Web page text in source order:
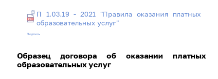
П 1.03.19 - 2021 "Правила оказания платных
образовательных услуг"
Подпись
Образец договора об оказании платных
образовательных услуг